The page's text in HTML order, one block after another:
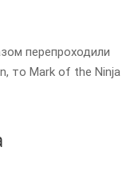
перепроходили
то Mark of the Ninja